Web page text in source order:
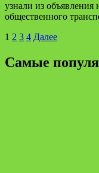
узнали из объявления
общественного
Пагинация
записей
1 2 3 4 Далее
Самые